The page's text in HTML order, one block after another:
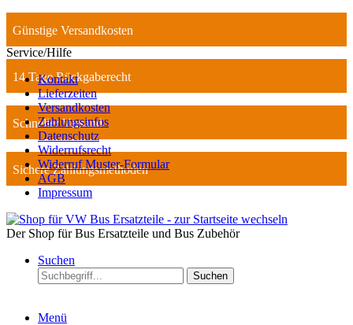
Günstige Versandkosten
14 Tage Rückgaberecht
Schneller Versand
Sichere Zahlungsmethoden
Service/Hilfe
Kontakt
Lieferzeiten
Versandkosten
Zahlungsinfos
Datenschutz
Widerrufsrecht
Widerruf Muster-Formular
AGB
Impressum
Der Shop für Bus Ersatzteile und Bus Zubehör
Suchen
Suchen
Menü